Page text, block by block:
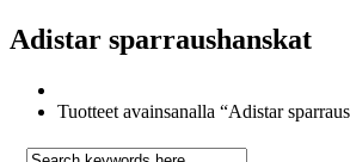
Adistar sparraushanskat
Tuotteet avainsanalla “Adistar